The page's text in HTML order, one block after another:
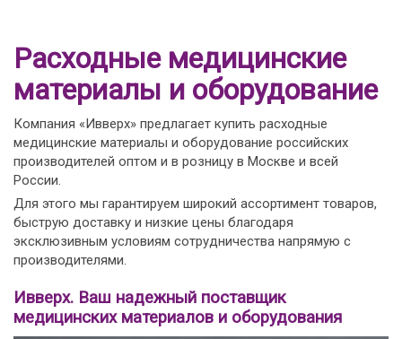
Расходные медицинские
материалы и оборудование
Компания «Ивверх» предлагает купить расходные
медицинские материалы и оборудование российских
производителей оптом и в розницу в Москве и всей
России.
Для этого мы гарантируем широкий ассортимент товаров,
быструю доставку и низкие цены благодаря
эксклюзивным условиям сотрудничества напрямую с
производителями.
Ивверх. Ваш надежный поставщик
медицинских материалов и оборудования